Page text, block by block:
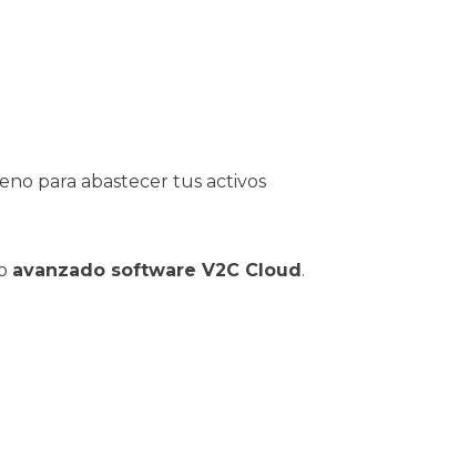
para abastecer tus activos
avanzado software V2C Cloud.